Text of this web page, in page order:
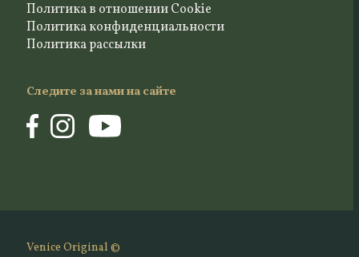
Политика в отношении Cookie
Политика конфиденциальности
Политика рассылки
Следите за нами на сайте
Venice Original ©